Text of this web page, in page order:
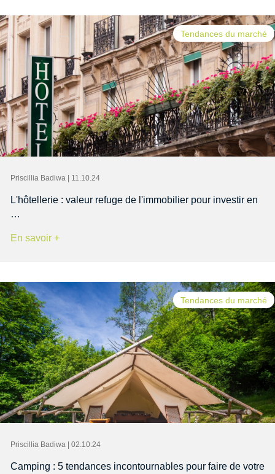
Tendances du marché
Priscillia Badiwa | 11.10.24
L'hôtellerie : valeur refuge de l'immobilier pour investir en
…
En savoir +
Tendances du marché
Priscillia Badiwa | 02.10.24
Camping : 5 tendances incontournables pour faire de votre